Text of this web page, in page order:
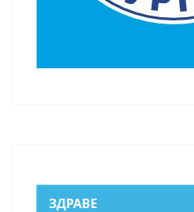
ЗДРАВЕ